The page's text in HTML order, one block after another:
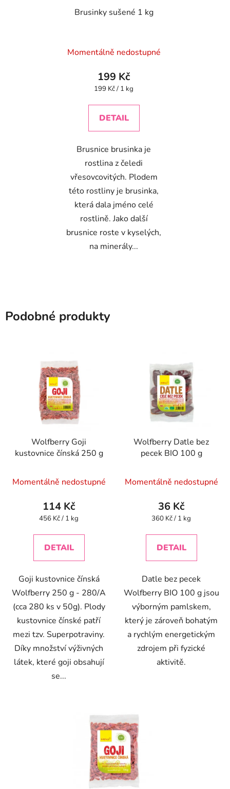
Brusinky sušené 1 kg
hodnocení
produktu
je
z
Momentálně nedostupné
199 Kč
Měrná
199 Kč / 1 kg
DETAIL
Brusnice brusinka je
rostlina z čeledi
vřesovcovitých. Plodem
této rostliny je brusinka,
která dala jméno celé
rostlině. Jako další
brusnice roste v kyselých,
na minerály...
Podobné produkty
Wolfberry Goji
kustovnice čínská 250 g
Momentálně nedostupné
114 Kč
Měrná
456 Kč / 1 kg
DETAIL
Goji kustovnice čínská
Wolfberry 250 g - 280/A
(cca 280 ks v 50g). Plody
kustovnice čínské patří
mezi tzv. Superpotraviny.
Díky množství výživných
látek, které goji obsahují
se...
Wolfberry Datle bez
pecek BIO 100 g
Momentálně nedostupné
36 Kč
Měrná
360 Kč / 1 kg
DETAIL
Datle bez pecek
Wolfberry BIO 100 g jsou
výborným pamlskem,
který je zároveň bohatým
a rychlým energetickým
zdrojem při fyzické
aktivitě.